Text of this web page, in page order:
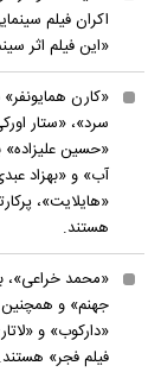
اکران فیلم
«این فیلم اثر
«کارن
سرد»، «ستار
«حسین علیزاده»
آب» و «بهزاد
«هایلایت»،
هستند.
«محمد خراعی»،
جهنم» و
«دارکوب» و
فیلم فجر» هستند.